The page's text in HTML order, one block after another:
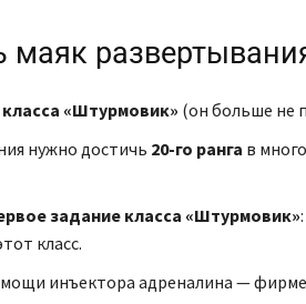
маяк
класса «Штурмовик» (он больше не
нужно достичь 20-го ранга в
задание класса «Штурмовик»:
класс.
инъектора адреналина —